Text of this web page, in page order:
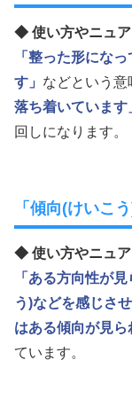
◆ 使い方やニュ
「整った形になっ
す」 などという意
落ち着いています
回しになります。
「傾向(けいこ
◆ 使い方やニュ
「ある方向性が見
う)などを感じさせ
はある傾向が見ら
ています。